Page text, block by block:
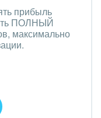
прибыль
ПОЛНЫЙ
максимально